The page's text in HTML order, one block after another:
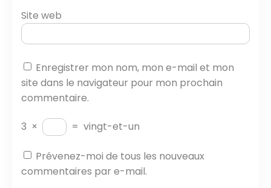
Site web
Enregistrer mon nom, mon e-mail et mon
site dans le navigateur pour mon prochain
commentaire.
3 × = vingt-et-un
Prévenez-moi de tous les nouveaux
commentaires par e-mail.